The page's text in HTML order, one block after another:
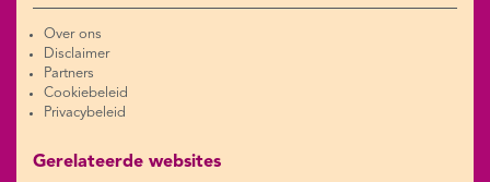
Over ons
Disclaimer
Partners
Cookiebeleid
Privacybeleid
Gerelateerde websites